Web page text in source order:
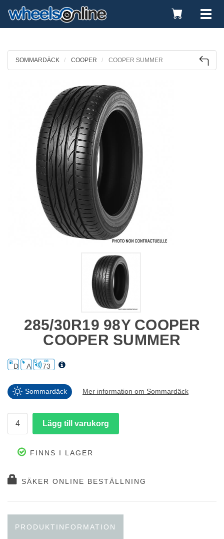
Toggle
Cart
SOMMARDÄCK COOPER COOPER SUMMER
285/30R19 98Y COOPER
COOPER SUMMER
D A 73
Sommardäck Mer information om Sommardäck
FINNS I LAGER
SÄKER ONLINE BESTÄLLNING
PRODUKTINFORMATION